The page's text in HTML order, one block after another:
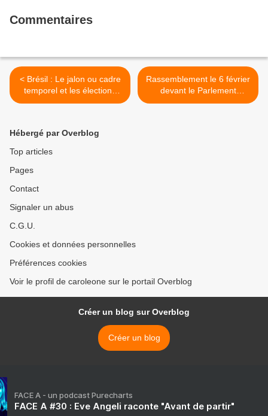
Commentaires
< Brésil : Le jalon ou cadre
temporel et les élections
sont à l’origine de la
Rassemblement le 6 février
devant le Parlement
européen pour demander
Hébergé par Overblog
Top articles
Pages
Contact
Signaler un abus
C.G.U.
Cookies et données personnelles
Préférences cookies
Voir le profil de caroleone sur le portail Overblog
Créer un blog sur Overblog
Créer un blog
FACE A - un podcast Purecharts
FACE A #30 : Eve Angeli raconte "Avant de partir"